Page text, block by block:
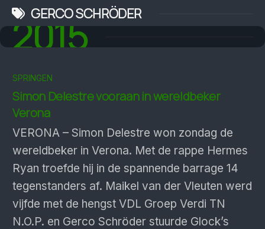
GERCO SCHRÖDER
2015
SPRINGEN
Simon Delestre vooraan in wereldbeker
Verona
VERONA – Simon Delestre won zondag de
wereldbeker in Verona. Met de rappe Hermes
Ryan troefde hij in de spannende barrage 14
tegenstanders af. Maikel van der Vleuten werd
vijfde met de hengst VDL Groep Verdi TN
N.O.P. en Gerco Schröder stuurde Glock’s